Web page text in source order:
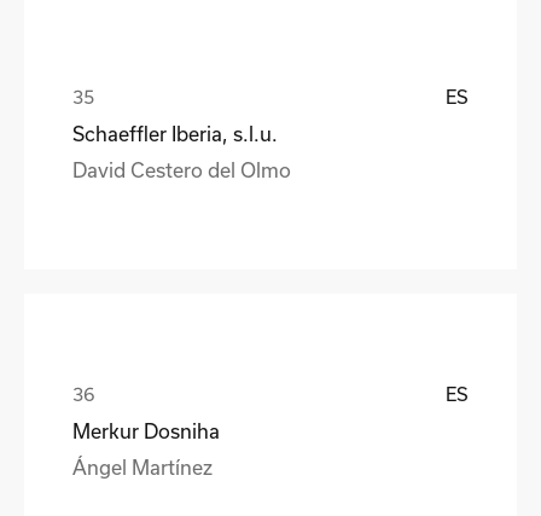
ES
Schaeffler Iberia, s.l.u.
David Cestero del Olmo
ES
Merkur Dosniha
Ángel Martínez